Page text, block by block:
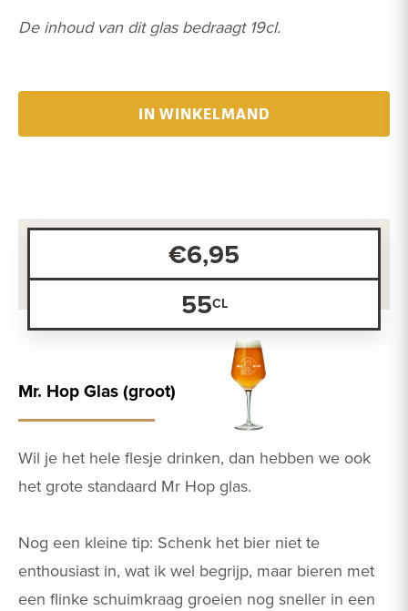
De inhoud van dit glas bedraagt 19cl.
IN WINKELMAND
€6,95
55
Mr. Hop Glas (groot)
Wil je het hele flesje drinken, dan hebben we ook
het grote standaard Mr Hop glas.
Nog een kleine tip: Schenk het bier niet te
enthousiast in, wat ik wel begrijp, maar bieren met
een flinke schuimkraag groeien nog sneller in een